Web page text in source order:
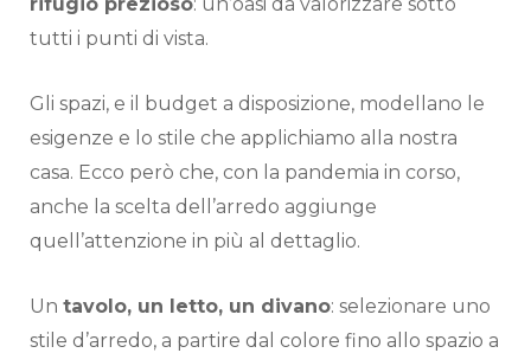
tutti i punti di vista.
Gli spazi, e il budget a disposizione, modellano le
esigenze e lo stile che applichiamo alla nostra
casa. Ecco però che, con la pandemia in corso,
anche la scelta dell’arredo aggiunge
quell’attenzione in più al dettaglio.
Un tavolo, un letto, un divano: selezionare uno
stile d’arredo, a partire dal colore fino allo spazio a